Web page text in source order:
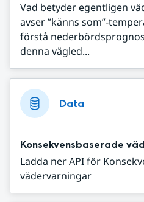
Vad betyder egentligen
avser ”känns som”-
förstå
denna vägled...
Data
Konsekvensbaserade
Ladda ner API för
vädervarningar